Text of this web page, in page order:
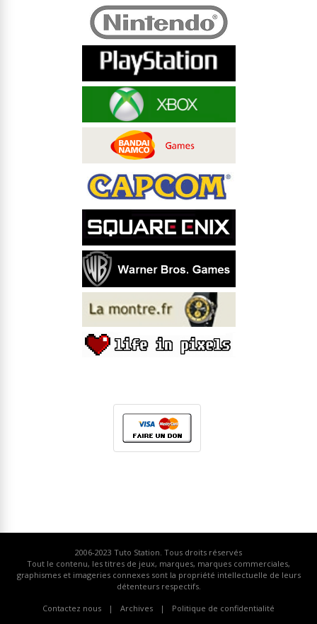
2006-2023 Tuto Station. Tous droits réservés
Tout le contenu, les titres de jeux, marques, marques commerciales,
graphismes et imageries connexes sont la propriété intellectuelle de leurs
détenteurs respectifs.
Contactez nous Archives Politique de confidentialité